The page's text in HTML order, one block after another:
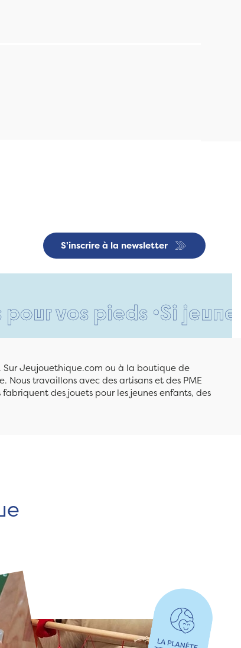
S'inscrire à la newsletter
pieds •Si jeune et
Sur Jeujouethique.com ou à la boutique de
Nous travaillons avec des artisans et des PME
des jouets pour les jeunes enfants, des